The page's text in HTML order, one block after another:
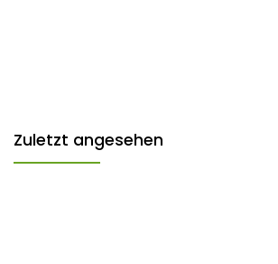
Zuletzt angesehen